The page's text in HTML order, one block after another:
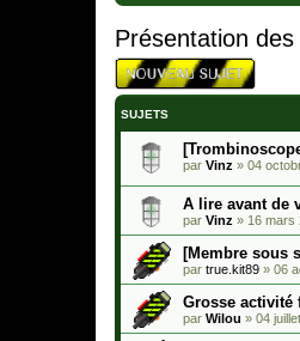
Présentation
SUJETS
par Vinz » 04
A lire avant de
par Vinz » 16 mars
[Membre sous
par true.kit89 » 06
Grosse activité
par Wilou » 04